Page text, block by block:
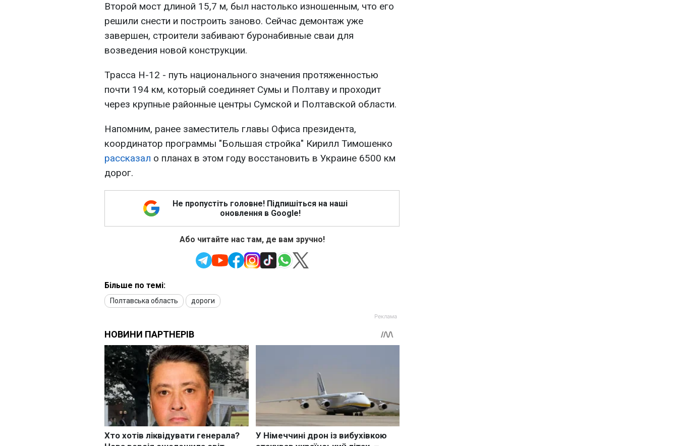
Второй мост длиной 15,7 м, был настолько изношенным, что его
решили снести и построить заново. Сейчас демонтаж уже
завершен, строители забивают буронабивные сваи для
возведения новой конструкции.
Трасса Н-12 - путь национального значения протяженностью
почти 194 км, который соединяет Сумы и Полтаву и проходит
через крупные районные центры Сумской и Полтавской области.
Напомним, ранее заместитель главы Офиса президента,
координатор программы "Большая стройка" Кирилл Тимошенко
рассказал о планах в этом году восстановить в Украине 6500 км
дорог.
Не пропустіть головне! Підпишіться на наші
оновлення в Google!
Або читайте нас там, де вам зручно!
Більше по темі:
Полтавська область дороги